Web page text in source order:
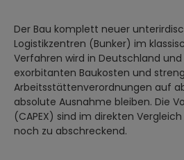
Der Bau komplett neuer
Logistikzentren (Bunker) im
Verfahren wird in Deutschland
exorbitanten Baukosten und
Arbeitsstättenverordnungen auf
absolute Ausnahme bleiben. Die
(CAPEX) sind im direkten
noch zu abschreckend.